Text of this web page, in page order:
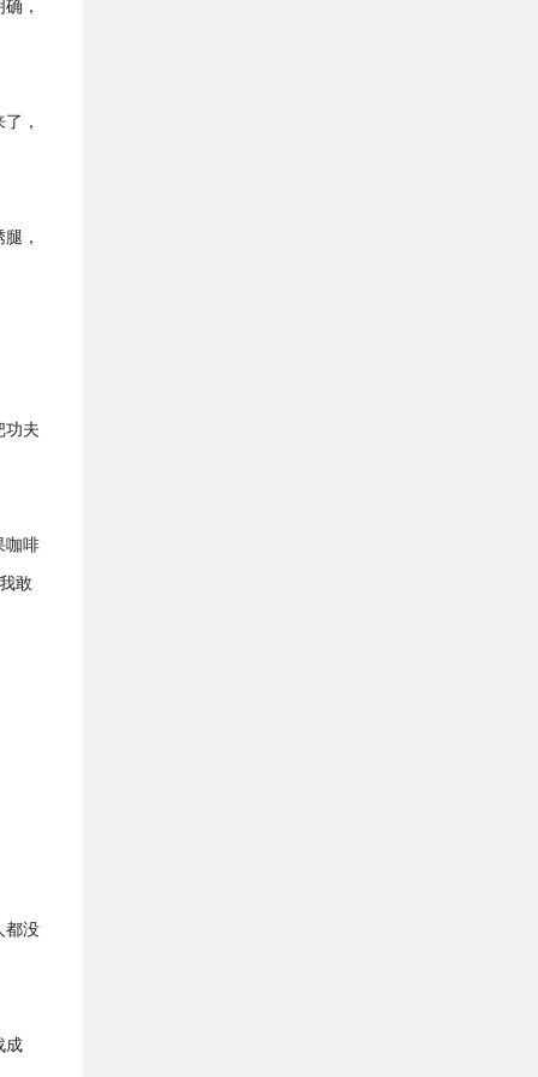
，
，
，
功夫
咖啡
敢
都没
成